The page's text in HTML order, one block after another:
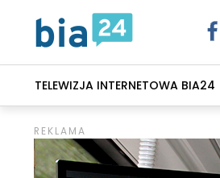
TELEWIZJA INTERNETOWA BIA24